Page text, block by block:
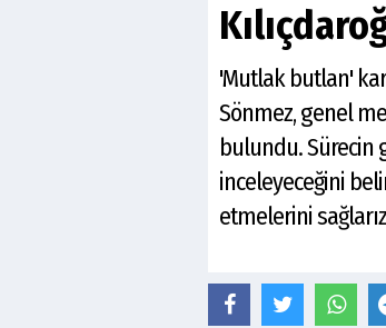
'Mutlak butlan'
Sönmez, genel
bulundu. Sürecin
inceleyeceğini
etmelerini